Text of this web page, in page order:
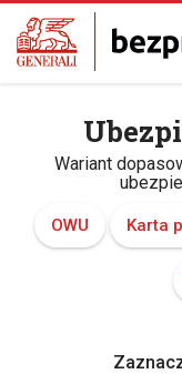
Wariant
OWU Karta